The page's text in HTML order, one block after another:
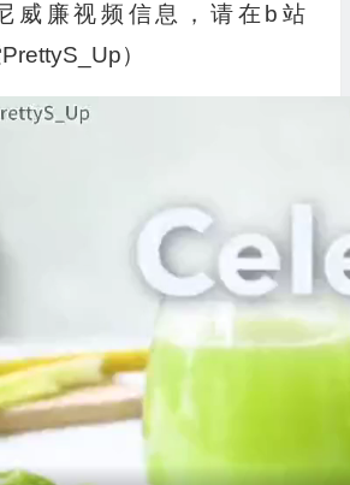
威廉视频信息，请在b站
）